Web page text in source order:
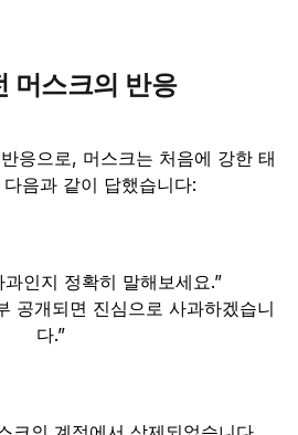
머스크의 반응
응으로, 머스크는 처음에 강한 태
음과 같이 답했습니다:
인지 정확히 말해보세요.”
공개되면 진심으로 사과하겠습니
다.”